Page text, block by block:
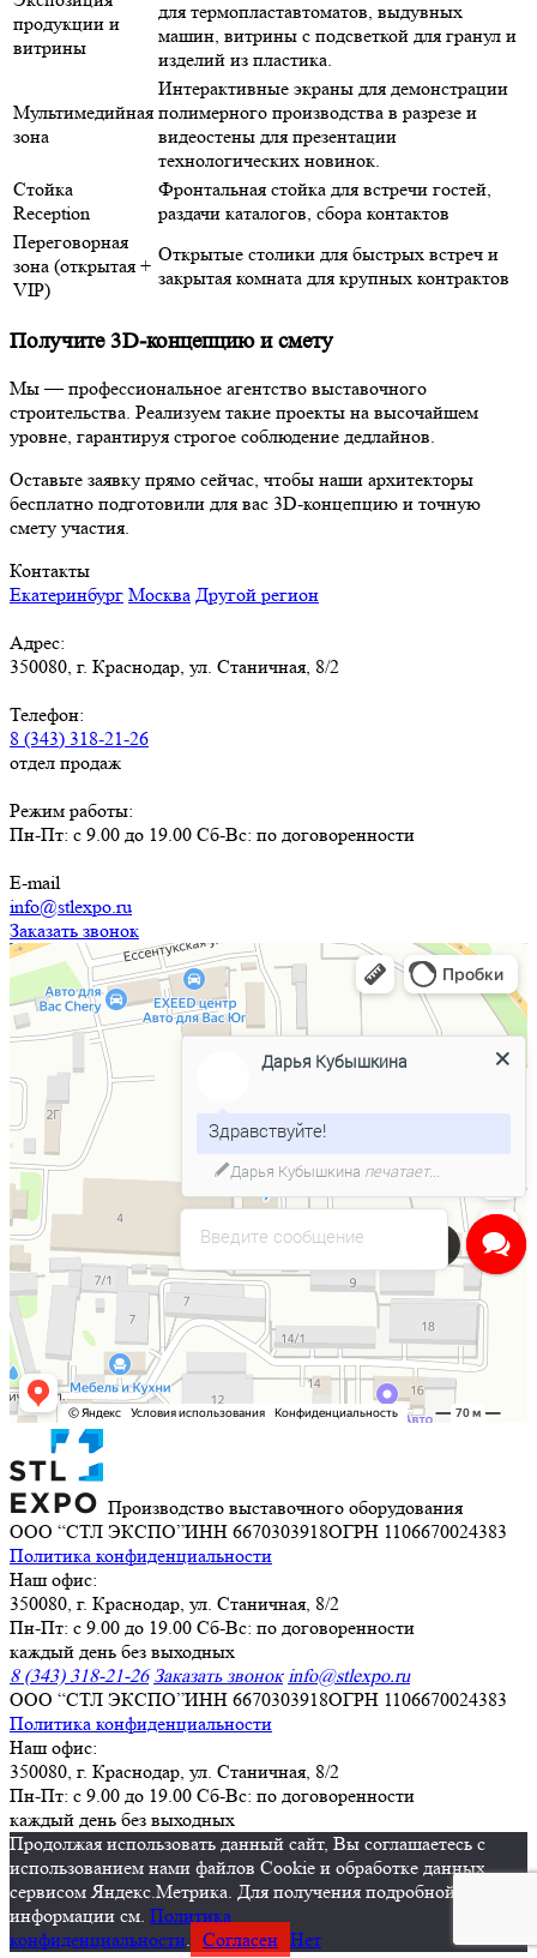
продукции и
витрины
для термопластавтоматов, выдувных
машин, витрины с подсветкой для гранул и
изделий из пластика.
Мультимедийная
зона
Интерактивные экраны для демонстрации
полимерного производства в разрезе и
видеостены для презентации
технологических новинок.
Стойка
Reception
Фронтальная стойка для встречи гостей,
раздачи каталогов, сбора контактов
Переговорная
зона (открытая +
VIP)
Открытые столики для быстрых встреч и
закрытая комната для крупных контрактов
Получите 3D-концепцию и смету
Мы — профессиональное агентство выставочного
строительства. Реализуем такие проекты на высочайшем
уровне, гарантируя строгое соблюдение дедлайнов.
Оставьте заявку прямо сейчас, чтобы наши архитекторы
бесплатно подготовили для вас 3D-концепцию и точную
смету участия.
Контакты
Екатеринбург Москва Другой регион
Адрес:
350080, г. Краснодар, ул. Станичная, 8/2
Телефон:
8 (343) 318-21-26
отдел продаж
Режим работы:
Пн-Пт: с 9.00 до 19.00 Сб-Вс: по договоренности
E-mail
info@stlexpo.ru
Заказать звонок
Производство выставочного оборудования
ООО “СТЛ ЭКСПО”ИНН 6670303918ОГРН 1106670024383
Политика конфиденциальности
Наш офис:
350080, г. Краснодар, ул. Станичная, 8/2
Пн-Пт: с 9.00 до 19.00 Сб-Вс: по договоренности
каждый день без выходных
8 (343) 318-21-26 Заказать звонок info@stlexpo.ru
ООО “СТЛ ЭКСПО”ИНН 6670303918ОГРН 1106670024383
Политика конфиденциальности
Наш офис:
350080, г. Краснодар, ул. Станичная, 8/2
Пн-Пт: с 9.00 до 19.00 Сб-Вс: по договоренности
каждый день без выходных
Продолжая использовать данный сайт, Вы соглашаетесь с
использованием нами файлов Cookie и обработке данных
сервисом Яндекс.Метрика. Для получения подробной
информации см. Политика
конфиденциальности. Согласен Нет
Напишите нам в чат
Введите сообщение
Дарья Кубышкина
Здравствуйте!
Дарья Кубышкина печатает...